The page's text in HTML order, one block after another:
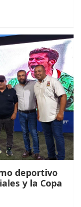
deportivo
y la Copa